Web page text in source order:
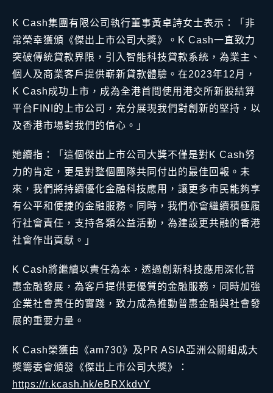
K Cash集團有限公司執行董事黃卓詩女士表示：「非
常榮幸獲頒《傑出上市公司大獎》。K Cash一直致力
突破傳統貸款界限，引入智能科技貸款系統，為業主、
個人及商業客戶提供嶄新貸款體驗。在2023年12月，
K Cash成功上市，成為全港首間使用港交所新股結算
平台FINI的上市公司，充分展現我們對創新的堅持，以
及香港市場對我們的信心。」
她續指：「這個傑出上市公司大獎不僅是對K Cash努
力的肯定，更是對整個團隊共同付出的最佳回報。未
來，我們將持續優化金融科技應用，讓更多市民能夠享
有公平和便捷的金融服務。同時，我們亦會繼續積極履
行社會責任，支持各類公益活動，為建設更共融的香港
社會作出貢獻。」
K Cash將繼續以責任為本，透過創新科技應用深化普
惠金融發展，為客戶提供更優質的金融服務，同時加強
企業社會責任的實踐，致力成為推動普惠金融與社會發
展的重要力量。
K Cash榮獲由《am730》及PR ASIA亞洲公關組成大
獎籌委會頒發《傑出上市公司大獎》：
https://r.kcash.hk/eBRXkdvY